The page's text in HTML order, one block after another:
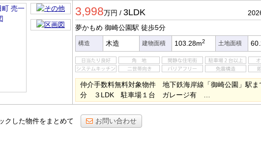
3,998万円 / 3LDK
夢かもめ 御崎公園駅 徒歩5分
構造 木造 建物面積 103.28m2 土地面積
仲介手数料無料対象物件 地下鉄海岸線「御崎公園」駅ま
分 ３LDK 駐車場１台 ガレージ有 …
クした物件をまとめて お問い合わせ